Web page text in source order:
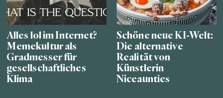
Alles lol im Internet?
Memekultur als
Gradmesser für
gesellschaftliches
Klima
Schöne neue KI-Welt:
Die alternative
Realität von
Künstlerin
Niceaunties